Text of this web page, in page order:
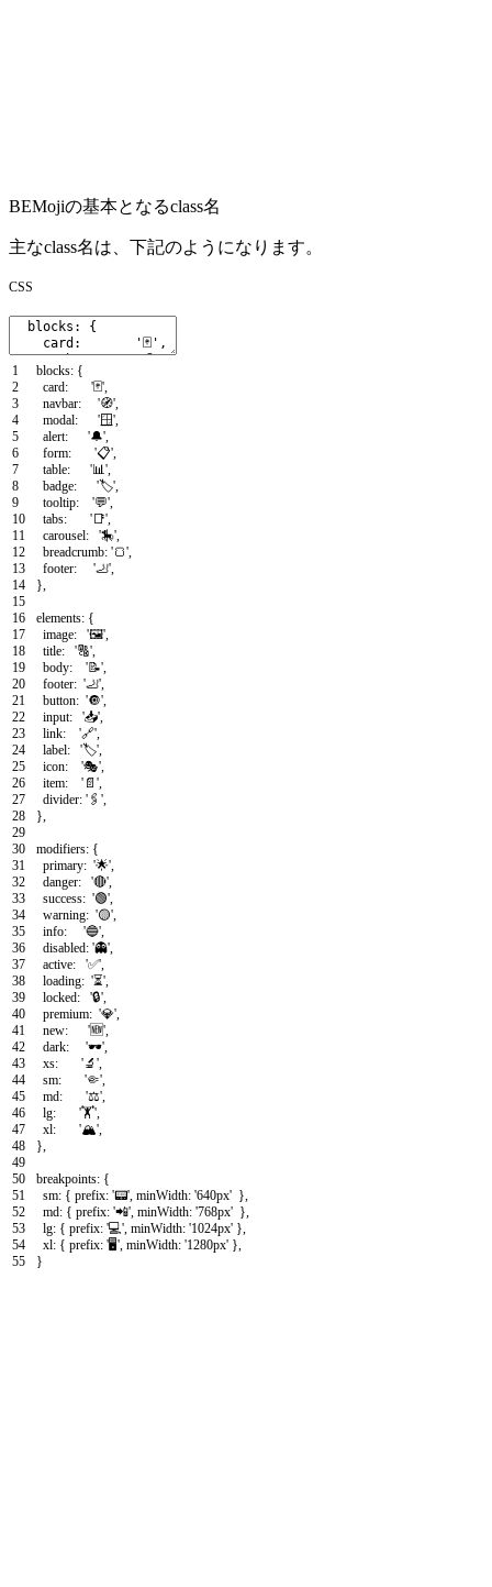
BEMojiの基本となるclass名
主なclass名は、下記のようになります。
CSS
1
2
3
4
5
6
7
8
9
10
11
12
13
14
15
16
17
18
19
20
21
22
23
24
25
26
27
28
29
30
31
32
33
34
35
36
37
38
39
40
41
42
43
44
45
46
47
48
49
50
51
52
53
54
55
blocks: {
card: '🃏',
navbar: '🧭',
modal: '🪟',
alert: '🔔',
form: '📋',
table: '📊',
badge: '🏷️',
tooltip: '💬',
tabs: '📑',
carousel: '🎠',
breadcrumb: '🍞',
footer: '🦶',
},
elements: {
image: '🖼️',
title: '🔠',
body: '📝',
footer: '🦶',
button: '🔘',
input: '📥',
link: '🔗',
label: '🏷️',
icon: '🎭',
item: '📄',
divider: '🖇️',
},
modifiers: {
primary: '🌟',
danger: '🔴',
success: '🟢',
warning: '🟡',
info: '🔵',
disabled: '👻',
active: '✅',
loading: '⏳',
locked: '🔒',
premium: '💎',
new: '🆕',
dark: '🕶️',
xs: '🔬',
sm: '🤏',
md: '⚖️',
lg: '🏋️',
xl: '🏔️',
},
breakpoints: {
sm: { prefix: '📟', minWidth: '640px' },
md: { prefix: '📲', minWidth: '768px' },
lg: { prefix: '💻', minWidth: '1024px' },
xl: { prefix: '🖥️', minWidth: '1280px' },
}